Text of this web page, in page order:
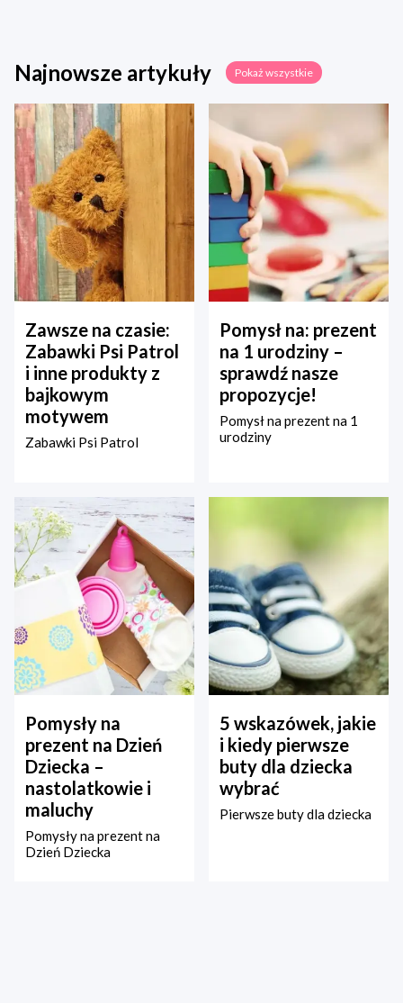
Najnowsze artykuły Pokaż wszystkie
Zawsze na czasie:
Zabawki Psi Patrol
i inne produkty z
bajkowym
motywem
Zabawki Psi Patrol
Pomysł na: prezent
na 1 urodziny –
sprawdź nasze
propozycje!
Pomysł na prezent na 1
urodziny
Pomysły na
prezent na Dzień
Dziecka –
nastolatkowie i
maluchy
Pomysły na prezent na
Dzień Dziecka
5 wskazówek, jakie
i kiedy pierwsze
buty dla dziecka
wybrać
Pierwsze buty dla dziecka